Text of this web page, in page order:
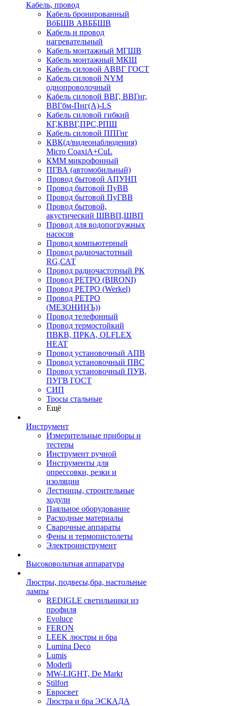
Кабель, провод
Кабель бронированный
ВбБШВ АВББШВ
Кабель и провод
нагревательный
Кабель монтажный МГШВ
Кабель монтажный МКШ
Кабель силовой АВВГ ГОСТ
Кабель силовой NYM
однопроволочный
Кабель силовой ВВГ, ВВГнг,
ВВГбм-Пнг(А)-LS
Кабель силовой гибкий
КГ,КВВГ,ПРС,РПШ
Кабель силовой ППГнг
КВК(д/видеонаблюдения)
Micro CoaxiA+CuL
КММ микрофонный
ПГВА (автомобильный)
Провод бытовой АПУНП
Провод бытовой ПуВВ
Провод бытовой ПуГВВ
Провод бытовой,
акустический ШВВП,ШВП
Провод для водопогружных
насосов
Провод компьютерный
Провод радиочастотный
RG,САТ
Провод радиочастотный РК
Провод РЕТРО (BIRONI)
Провод РЕТРО (Werkel)
Провод РЕТРО
(МЕЗОНИНЪ))
Провод телефонный
Провод термостойкий
ПВКВ, ПРКА, OLFLEX
HEAT
Провод установочный АПВ
Провод установочный ПВС
Провод установочный ПУВ,
ПУГВ ГОСТ
СИП
Тросы стальные
Ещё
Инструмент
Измерительные приборы и
тестеры
Инструмент ручной
Инструменты для
опрессовки, резки и
изоляции
Лестницы, строительные
ходули
Паяльное оборудование
Расходные материалы
Сварочные аппараты
Фены и термопистолеты
Электроинструмент
Высоковольтная аппаратура
Люстры, подвесы,бра, настольные
лампы
REDIGLE светильники из
профиля
Evoluce
FERON
LEEK люстры и бра
Lumina Deco
Lumis
Moderli
MW-LIGHT, De Markt
Stilfort
Евросвет
Люстра и бра ЭСКАДА